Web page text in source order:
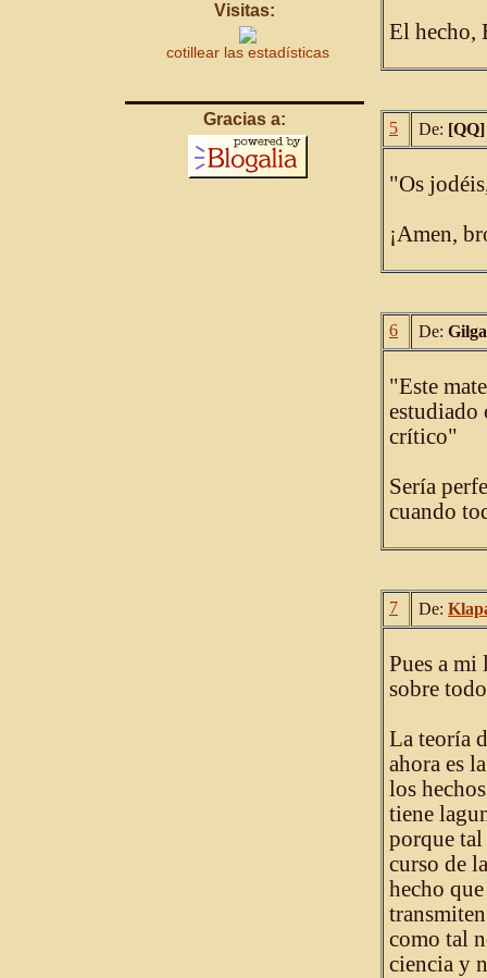
Visitas:
cotillear las estadísticas
Gracias a:
El hecho,
5 De: [QQ]
"Os
¡Amen,
6 De:
"Este
estudiado
crítico"
Sería
cuando
7 De:
Pues a mi
sobre
La teoría
ahora es
los
tiene
porque tal
curso de
hecho
como tal
ciencia y